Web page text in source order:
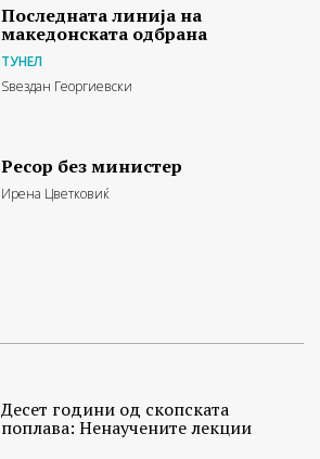
Последната линија на
македонската одбрана
ТУНЕЛ
Ѕвездан Георгиевски
Ресор без министер
Ирена Цветковиќ
Десет години од скопската
поплава: Ненаучените лекции